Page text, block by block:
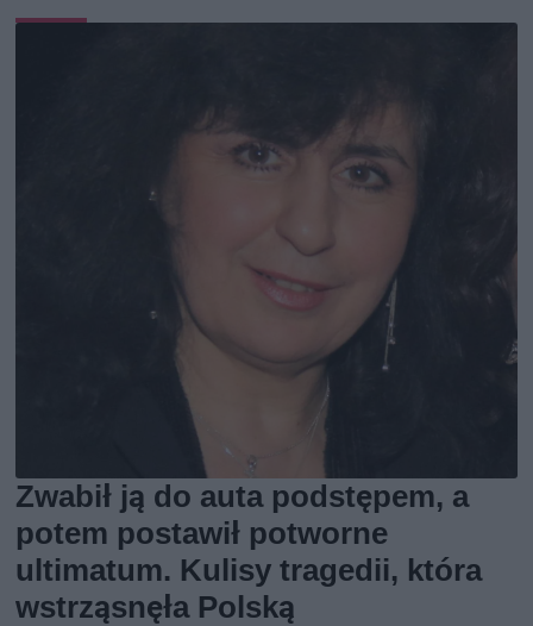
Zwabił ją do auta podstępem, a
potem postawił potworne
ultimatum. Kulisy tragedii, która
wstrząsnęła Polską